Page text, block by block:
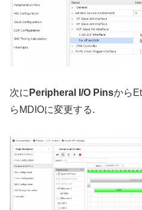
次に Peripheral I/O Pinsから
らMDIOに変更する.